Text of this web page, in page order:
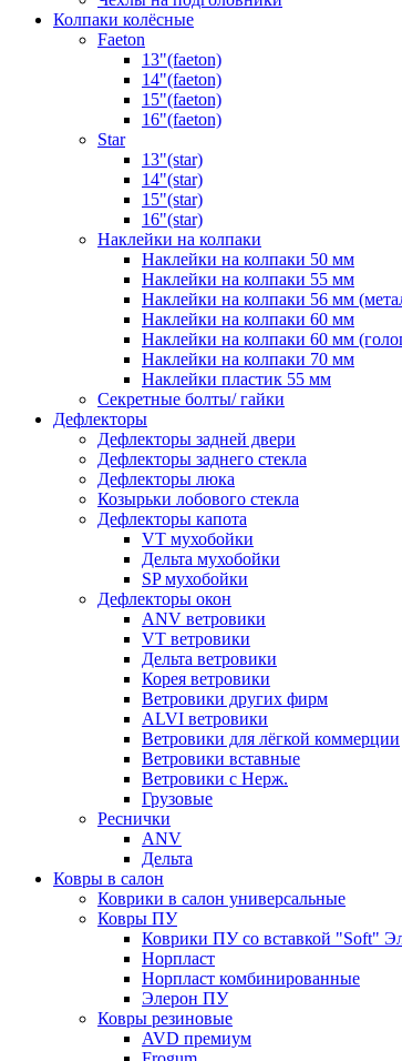
Колпаки колёсные
Faeton
13"(faeton)
14"(faeton)
15"(faeton)
16"(faeton)
Star
13"(star)
14"(star)
15"(star)
16"(star)
Наклейки на колпаки
Наклейки на колпаки 50 мм
Наклейки на колпаки 55 мм
Наклейки на колпаки 56 мм
Наклейки на колпаки 60 мм
Наклейки на колпаки 60 мм
Наклейки на колпаки 70 мм
Наклейки пластик 55 мм
Секретные болты/ гайки
Дефлекторы
Дефлекторы задней двери
Дефлекторы заднего стекла
Дефлекторы люка
Козырьки лобового стекла
Дефлекторы капота
VT мухобойки
Дельта мухобойки
SP мухобойки
Дефлекторы окон
ANV ветровики
VT ветровики
Дельта ветровики
Корея ветровики
Ветровики других фирм
ALVI ветровики
Ветровики для лёгкой коммерции
Ветровики вставные
Ветровики с Нерж.
Грузовые
Реснички
ANV
Дельта
Ковры в салон
Коврики в салон универсальные
Ковры ПУ
Коврики ПУ со вставкой "Soft"
Норпласт
Норпласт комбинированные
Элерон ПУ
Ковры резиновые
AVD премиум